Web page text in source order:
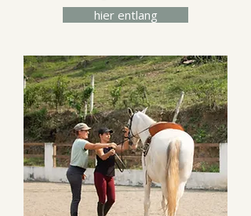
hier entlang